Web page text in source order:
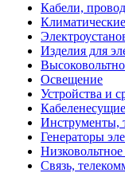
Кабели,
Изделия для
Освещение
Устройства и
Инструменты,
Генераторы
Связь,